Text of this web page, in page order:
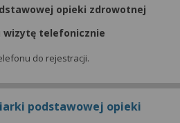
opieki zdrowotnej
wizytę telefonicznie
do rejestracji.
podstawowej opieki
na przetwarzanie Twoich
celach. Jeżeli chcesz
to możesz tego dokonać
wykorzystywania